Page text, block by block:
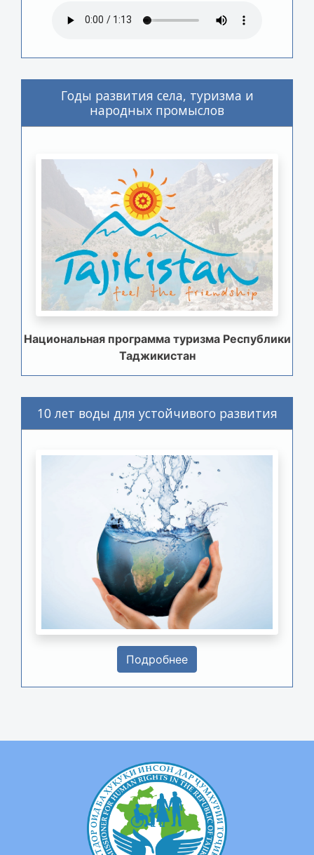
Годы развития села, туризма и
народных промыслов
Национальная программа туризма Республики
Таджикистан
10 лет воды для устойчивого развития
Подробнее